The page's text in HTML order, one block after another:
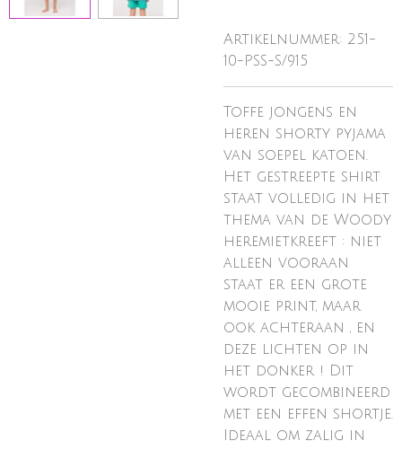
Artikelnummer: 251-
10-PSS-S/915
Toffe jongens en
heren shorty pyjama
van soepel katoen.
Het gestreepte shirt
staat volledig in het
thema van de Woody
heremietkreeft : niet
alleen vooraan
staat er een grote
mooie print, maar
ook achteraan , en
deze lichten op in
het donker ! Dit
wordt gecombineerd
met een effen shortje.
Ideaal om zalig in